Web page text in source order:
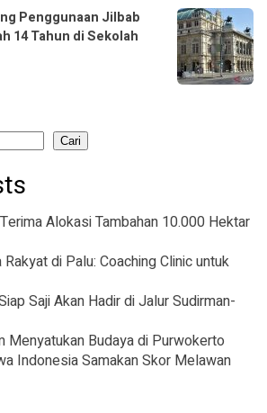
Penggunaan Jilbab
14 Tahun di Sekolah
Cari
Alokasi Tambahan 10.000 Hektar
di Palu: Coaching Clinic untuk
Saji Akan Hadir di Jalur Sudirman-
Menyatukan Budaya di Purwokerto
Indonesia Samakan Skor Melawan